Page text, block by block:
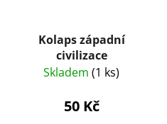
Kolaps západní
civilizace
Skladem (1 ks)
50 Kč